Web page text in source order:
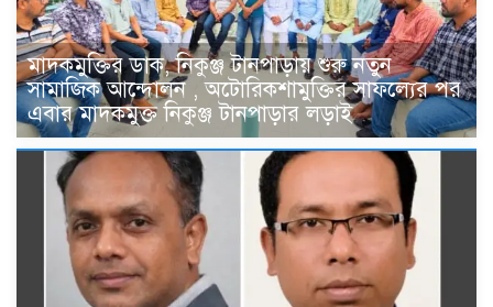
মাদকমুক্তির ডাক, নিকুঞ্জ টানপাড়ায় শুরু নতুন
সামাজিক আন্দোলন , অটোরিকশামুক্তির সাফল্যের পর
এবার মাদকমুক্ত নিকুঞ্জ টানপাড়ার লড়াই